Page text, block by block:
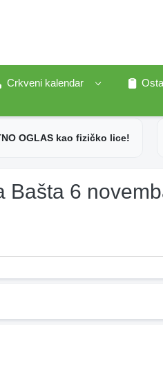
Crkveni kalendar
OGLAS kao fizičko lice!
Bašta 6